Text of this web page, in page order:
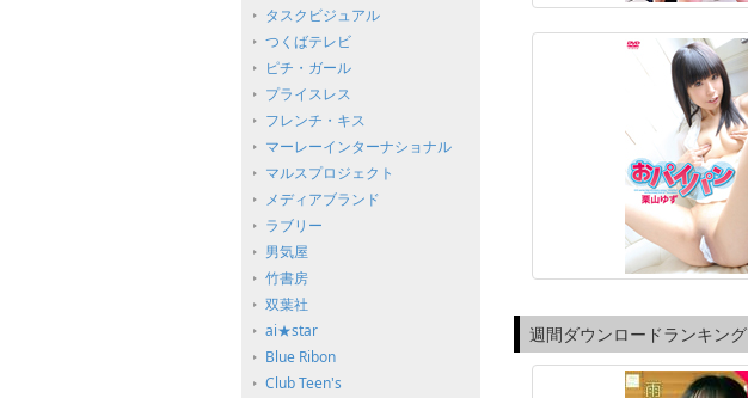
タスクビジュアル
つくばテレビ
ピチ・ガール
プライスレス
フレンチ・キス
マーレーインターナショナル
マルスプロジェクト
メディアブランド
ラブリー
男気屋
竹書房
双葉社
ai★star
Blue Ribon
Club Teen's
週間ダウンロードランキング